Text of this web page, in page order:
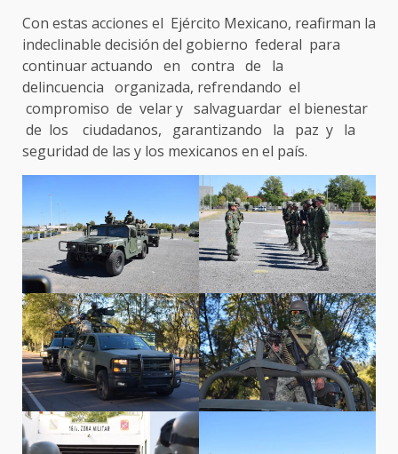
Con estas acciones el Ejército Mexicano, reafirman la
indeclinable decisión del gobierno federal para
continuar actuando en contra de la
delincuencia organizada, refrendando el
compromiso de velar y salvaguardar el bienestar
de los ciudadanos, garantizando la paz y la
seguridad de las y los mexicanos en el país.